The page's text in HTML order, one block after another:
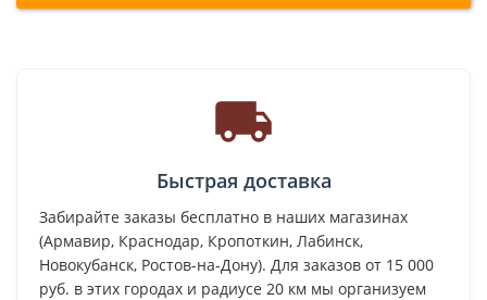
Быстрая доставка
Забирайте заказы бесплатно в наших магазинах
(Армавир, Краснодар, Кропоткин, Лабинск,
Новокубанск, Ростов-на-Дону). Для заказов от 15 000
руб. в этих городах и радиусе 20 км мы организуем